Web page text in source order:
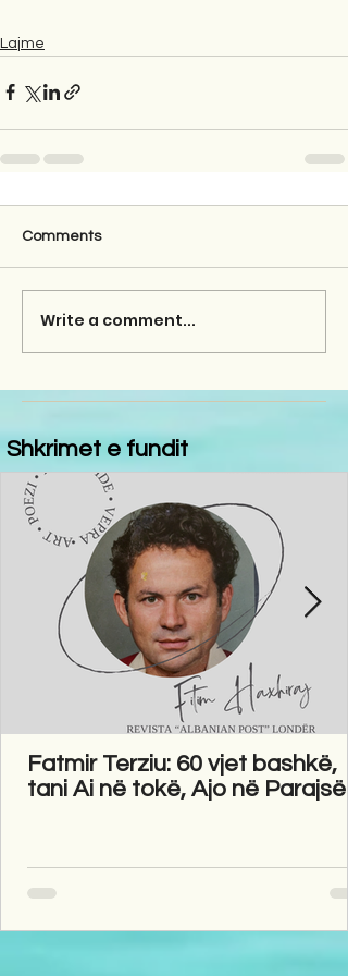
Lajme
Comments
Write a comment...
Shkrimet e fundit
Fatmir Terziu: 60 vjet bashkë,
tani Ai në tokë, Ajo në Parajsë